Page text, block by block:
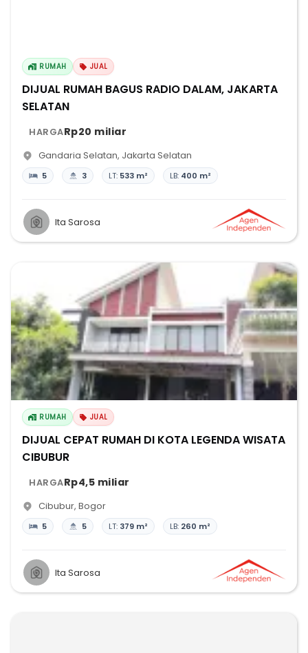
RUMAH JUAL
DIJUAL RUMAH BAGUS RADIO DALAM, JAKARTA
SELATAN
HARGARp20 miliar
Gandaria Selatan, Jakarta Selatan
5 3 LT: 533 m² LB: 400 m²
Ita Sarosa
RUMAH JUAL
DIJUAL CEPAT RUMAH DI KOTA LEGENDA WISATA
CIBUBUR
HARGARp4,5 miliar
Cibubur, Bogor
5 5 LT: 379 m² LB: 260 m²
Ita Sarosa